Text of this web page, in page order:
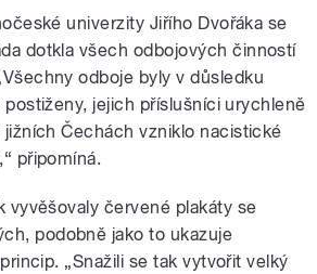
univerzity Jiřího Dvořáka se
dotkla všech odbojových činností
odboje byly v důsledku
jejich příslušníci urychleně
jižních Čechách vzniklo nacistické
připomíná.
vyvěšovaly červené plakáty se
podobně jako to ukazuje
„Snažili se tak vytvořit velký